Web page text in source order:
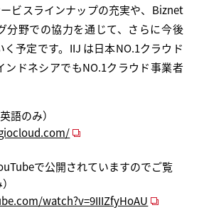
ビスラインナップの充実や、Biznet
分野での協力を通じて、さらに今後
予定です。IIJ は日本NO.1クラウド
ンドネシアでもNO.1クラウド事業者
語のみ）
で公開されていますのでご覧
watch?v=9IIIZfyHoAU